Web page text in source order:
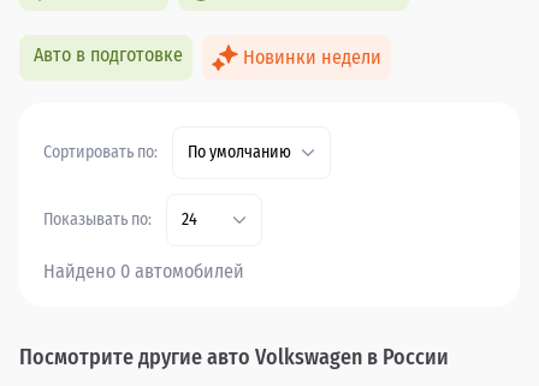
Авто в подготовке Новинки недели
Сортировать по: По умолчанию
Показывать по: 24
Найдено 0 автомобилей
Посмотрите другие авто Volkswagen в России